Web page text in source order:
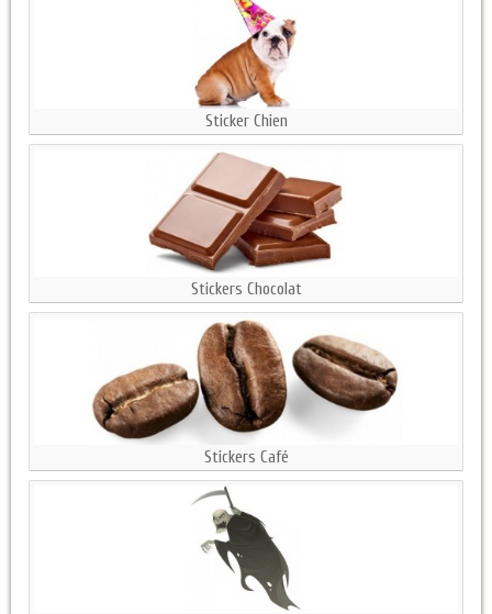
Sticker Chien
Stickers Chocolat
Stickers Café